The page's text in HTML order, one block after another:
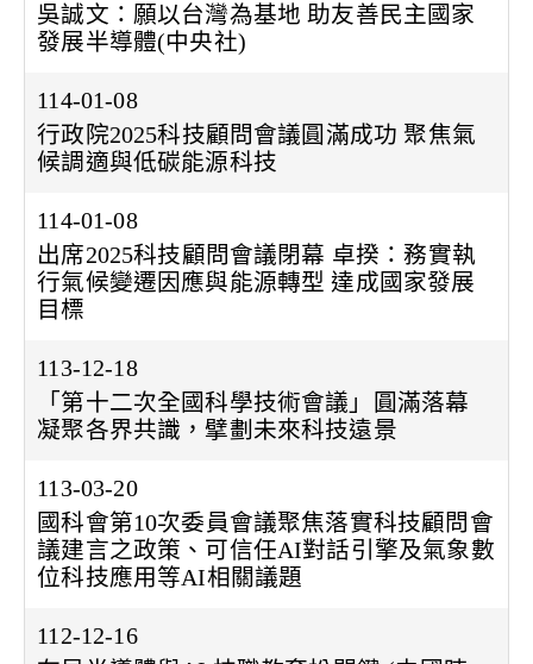
吳誠文：願以台灣為基地 助友善民主國家
發展半導體(中央社)
114-01-08
行政院2025科技顧問會議圓滿成功 聚焦氣
候調適與低碳能源科技
114-01-08
出席2025科技顧問會議閉幕 卓揆：務實執
行氣候變遷因應與能源轉型 達成國家發展
目標
113-12-18
「第十二次全國科學技術會議」圓滿落幕
凝聚各界共識，擘劃未來科技遠景
113-03-20
國科會第10次委員會議聚焦落實科技顧問會
議建言之政策、可信任AI對話引擎及氣象數
位科技應用等AI相關議題
112-12-16